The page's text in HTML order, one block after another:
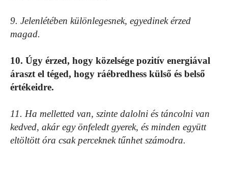
9. Jelenlétében különlegesnek, egyedinek érzed
magad.
10. Úgy érzed, hogy közelsége pozitív energiával
áraszt el téged, hogy ráébredhess külső és belső
értékeidre.
11. Ha melletted van, szinte dalolni és táncolni van
kedved, akár egy önfeledt gyerek, és minden együtt
eltöltött óra csak perceknek tűnhet számodra.